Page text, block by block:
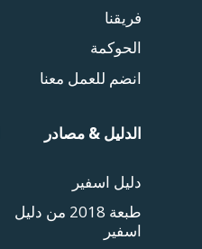
فريقنا
الحوكمة
انضم للعمل معنا
الدليل & مصادر
دليل اسفير
طبعة 2018 من دليل
اسفير